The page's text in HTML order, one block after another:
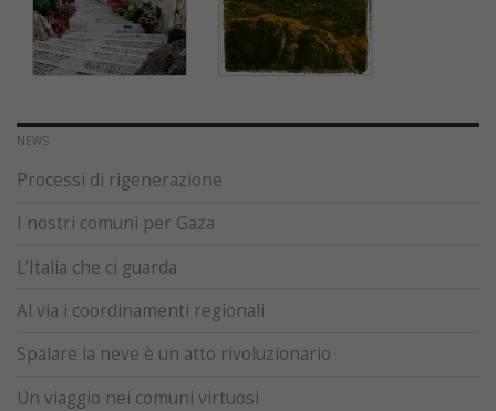
NEWS
Processi di rigenerazione
I nostri comuni per Gaza
L’Italia che ci guarda
Al via i coordinamenti regionali
Spalare la neve è un atto rivoluzionario
Un viaggio nei comuni virtuosi